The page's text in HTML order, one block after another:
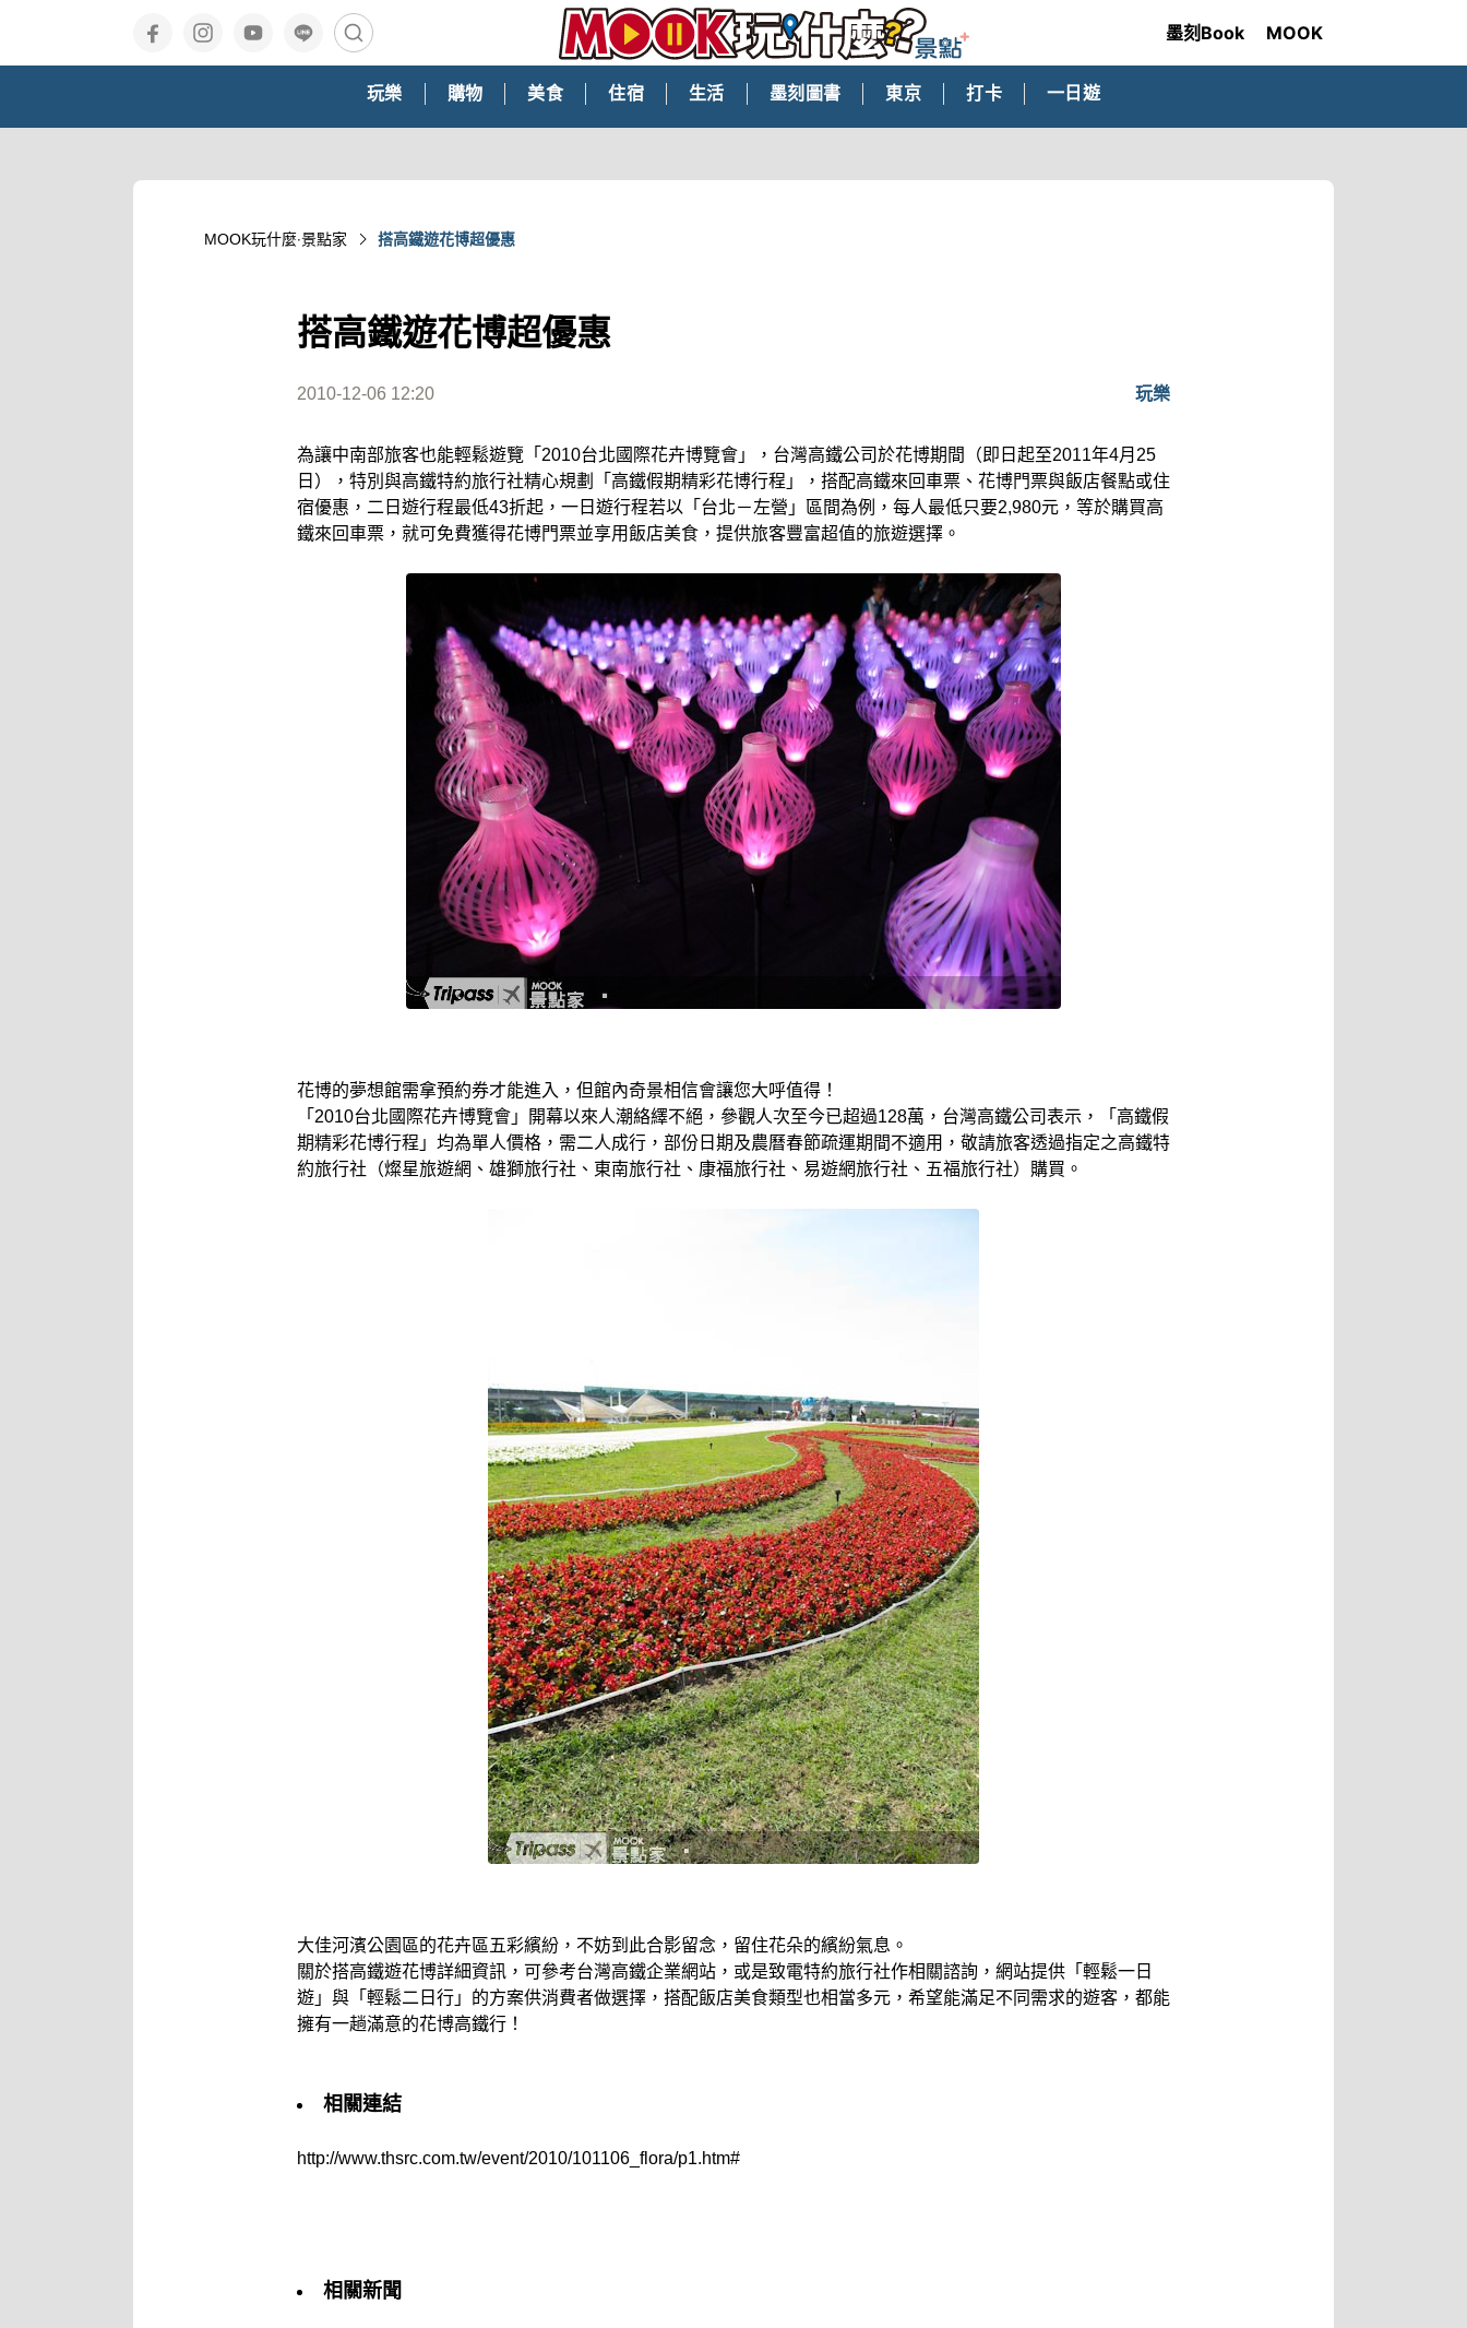
墨刻Book MOOK
玩樂 購物 美食 住宿 生活 墨刻圖書 東京 打卡 一日遊
MOOK玩什麼‧景點家 搭高鐵遊花博超優惠
搭高鐵遊花博超優惠
2010-12-06 12:20 玩樂
為讓中南部旅客也能輕鬆遊覽「2010台北國際花卉博覽會」，台灣高鐵公司於花博期間（即日起至2011年4月25
日），特別與高鐵特約旅行社精心規劃「高鐵假期精彩花博行程」，搭配高鐵來回車票、花博門票與飯店餐點或住
宿優惠，二日遊行程最低43折起，一日遊行程若以「台北－左營」區間為例，每人最低只要2,980元，等於購買高
鐵來回車票，就可免費獲得花博門票並享用飯店美食，提供旅客豐富超值的旅遊選擇。
花博的夢想館需拿預約券才能進入，但館內奇景相信會讓您大呼值得！
「2010台北國際花卉博覽會」開幕以來人潮絡繹不絕，參觀人次至今已超過128萬，台灣高鐵公司表示，「高鐵假
期精彩花博行程」均為單人價格，需二人成行，部份日期及農曆春節疏運期間不適用，敬請旅客透過指定之高鐵特
約旅行社（燦星旅遊網、雄獅旅行社、東南旅行社、康福旅行社、易遊網旅行社、五福旅行社）購買。
大佳河濱公園區的花卉區五彩繽紛，不妨到此合影留念，留住花朵的繽紛氣息。
關於搭高鐵遊花博詳細資訊，可參考台灣高鐵企業網站，或是致電特約旅行社作相關諮詢，網站提供「輕鬆一日
遊」與「輕鬆二日行」的方案供消費者做選擇，搭配飯店美食類型也相當多元，希望能滿足不同需求的遊客，都能
擁有一趟滿意的花博高鐵行！
相關連結
http://www.thsrc.com.tw/event/2010/101106_flora/p1.htm#
相關新聞